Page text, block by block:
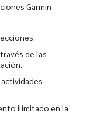
Garmin
de las
ilimitado en la